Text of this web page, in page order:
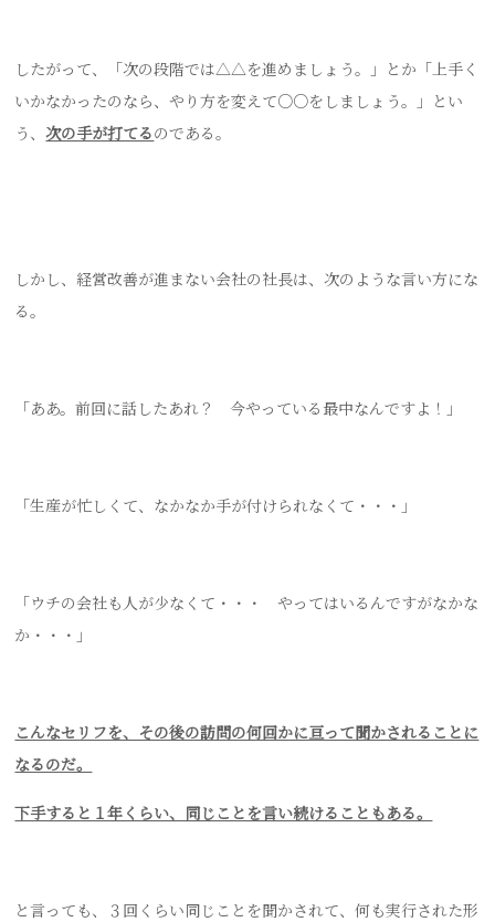
したがって、「次の段階では△△を進めましょう。」とか「上手く
いかなかったのなら、やり方を変えて○○をしましょう。」とい
う、次の手が打てるのである。
しかし、経営改善が進まない会社の社長は、次のような言い方にな
る。
「ああ。前回に話したあれ？ 今やっている最中なんですよ！」
「生産が忙しくて、なかなか手が付けられなくて・・・」
「ウチの会社も人が少なくて・・・ やってはいるんですがなかな
か・・・」
こんなセリフを、その後の訪問の何回かに亘って聞かされることに
なるのだ。
下手すると１年くらい、同じことを言い続けることもある。
と言っても、３回くらい同じことを聞かされて、何も実行された形